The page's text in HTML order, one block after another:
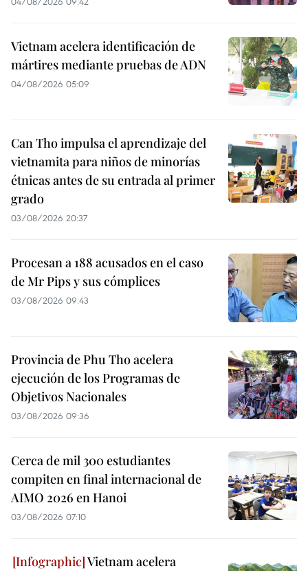
Vietnam acelera identificación de
mártires mediante pruebas de ADN
04/08/2026 05:09
Can Tho impulsa el aprendizaje del
vietnamita para niños de minorías
étnicas antes de su entrada al primer
grado
03/08/2026 20:37
Procesan a 188 acusados en el caso
de Mr Pips y sus cómplices
03/08/2026 09:43
Provincia de Phu Tho acelera
ejecución de los Programas de
Objetivos Nacionales
03/08/2026 09:36
Cerca de mil 300 estudiantes
compiten en final internacional de
AIMO 2026 en Hanoi
03/08/2026 07:10
Vietnam acelera